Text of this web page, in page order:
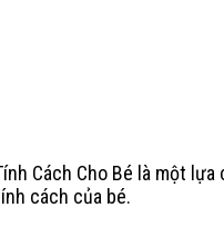
Cách Cho Bé là một lựa
cách của bé.